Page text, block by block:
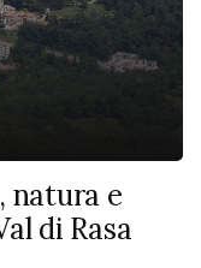
natura e
di Rasa